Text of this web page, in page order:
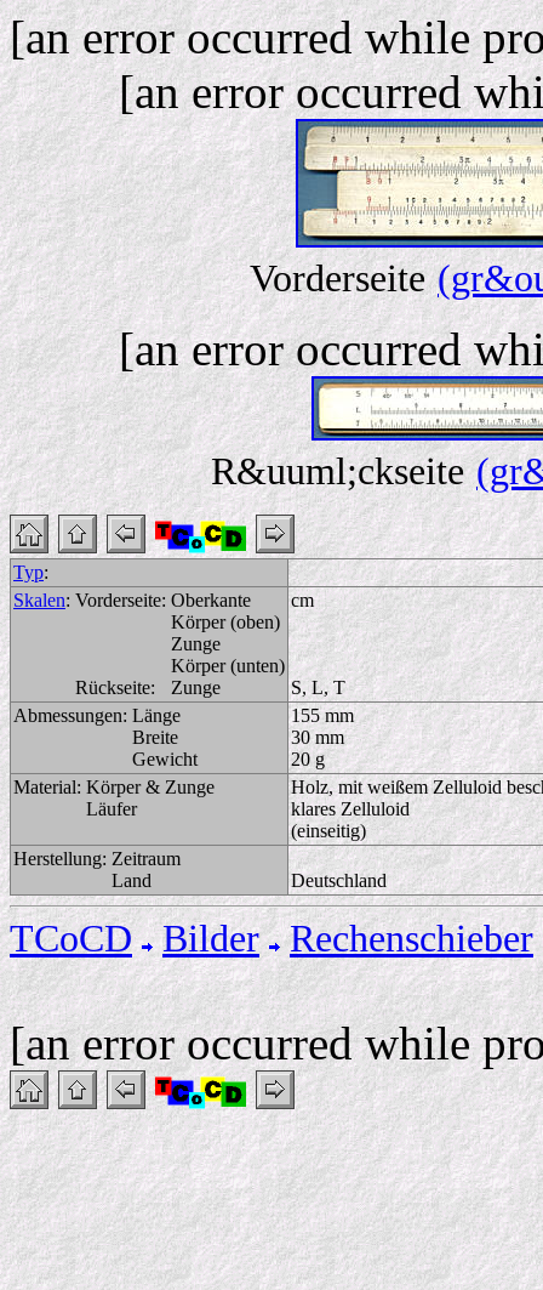
[an error occurred while
[an error occurred
Vorderseite
[an error occurred
R&uuml;ckseite
Typ:
Skalen: Vorderseite: Oberkante
Körper (oben)
Zunge
Körper (unten)
Rückseite:
Zunge
cm
S, L, T
Abmessungen: Länge
Breite
Gewicht
155 mm
30 mm
20 g
Material: Körper & Zunge
Läufer
Holz, mit weißem Zelluloid
klares Zelluloid
(einseitig)
Herstellung: Zeitraum
Land
Deutschland
TCoCD Bilder Rechenschieber
[an error occurred while